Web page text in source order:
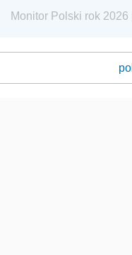
Monitor Polski rok 2026